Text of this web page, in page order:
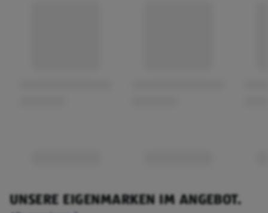
UNSERE EIGENMARKEN IM ANGEBOT.